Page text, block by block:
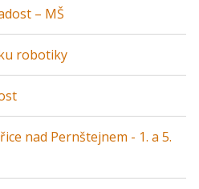
– MŠ
robotiky
nad Pernštejnem - 1. a 5.